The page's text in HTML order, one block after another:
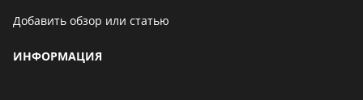
Добавить обзор или статью
ИНФОРМАЦИЯ